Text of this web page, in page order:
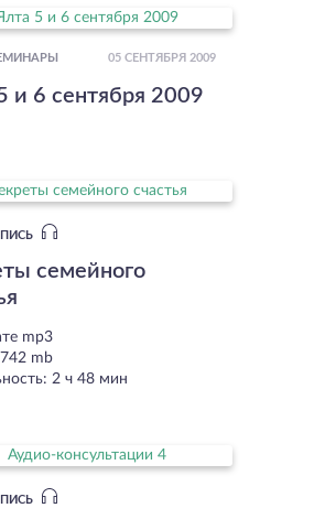
05 СЕНТЯБРЯ 2009
и 6 сентября 2009
семейного
mp3
mb
2 ч 48 мин